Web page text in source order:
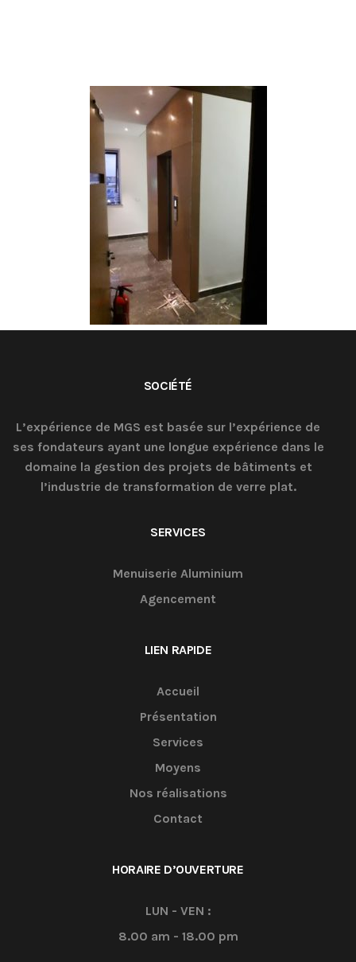
SOCIÉTÉ
L’expérience de MGS est basée sur l’expérience de
ses fondateurs ayant une longue expérience dans le
domaine la gestion des projets de bâtiments et
l’industrie de transformation de verre plat.
SERVICES
Menuiserie Aluminium
Agencement
LIEN RAPIDE
Accueil
Présentation
Services
Moyens
Nos réalisations
Contact
HORAIRE D’OUVERTURE
LUN - VEN :
8.00 am - 18.00 pm